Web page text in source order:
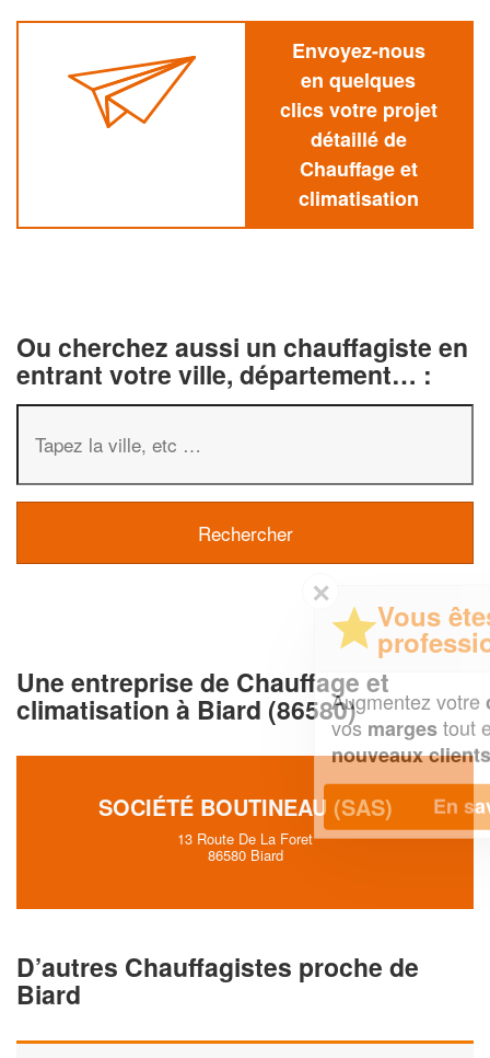
Envoyez-nous
en quelques
clics votre projet
détaillé de
Chauffage et
climatisation
Ou cherchez aussi un chauffagiste en
entrant votre ville, département… :
Une entreprise de Chauffage et
climatisation à Biard (86580)
SOCIÉTÉ BOUTINEAU (SAS)
13 Route De La Foret
86580 Biard
D’autres Chauffagistes proche de
Biard
Vous êtes un
professionnel ?
Augmentez votrechiffre d'affaireset
vos margestout en gagnant de
nouveaux clients!
En savoir plus